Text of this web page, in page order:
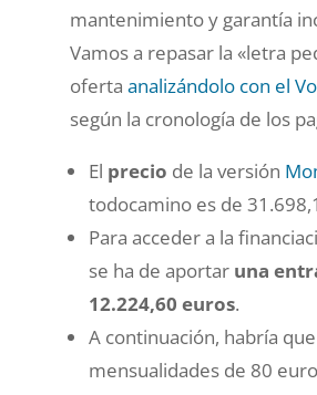
mantenimiento y garantía
Vamos a repasar la «letra
oferta analizándolo con el
según la cronología de los
El precio de la versión
todocamino es de
Para acceder a la
se ha de aportar una
12.224,60 euros.
A continuación, habría
mensualidades de 80